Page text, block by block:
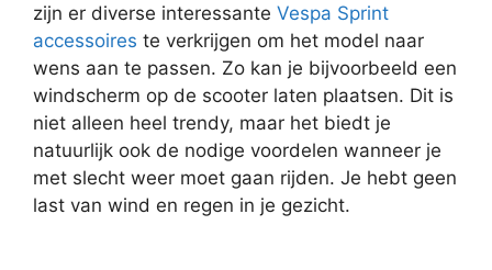
zijn er diverse interessante Vespa Sprint
accessoires te verkrijgen om het model naar
wens aan te passen. Zo kan je bijvoorbeeld een
windscherm op de scooter laten plaatsen. Dit is
niet alleen heel trendy, maar het biedt je
natuurlijk ook de nodige voordelen wanneer je
met slecht weer moet gaan rijden. Je hebt geen
last van wind en regen in je gezicht.